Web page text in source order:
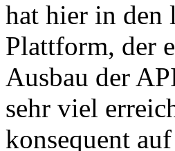
hat hier in den
Plattform, der
Ausbau der
sehr viel
konsequent